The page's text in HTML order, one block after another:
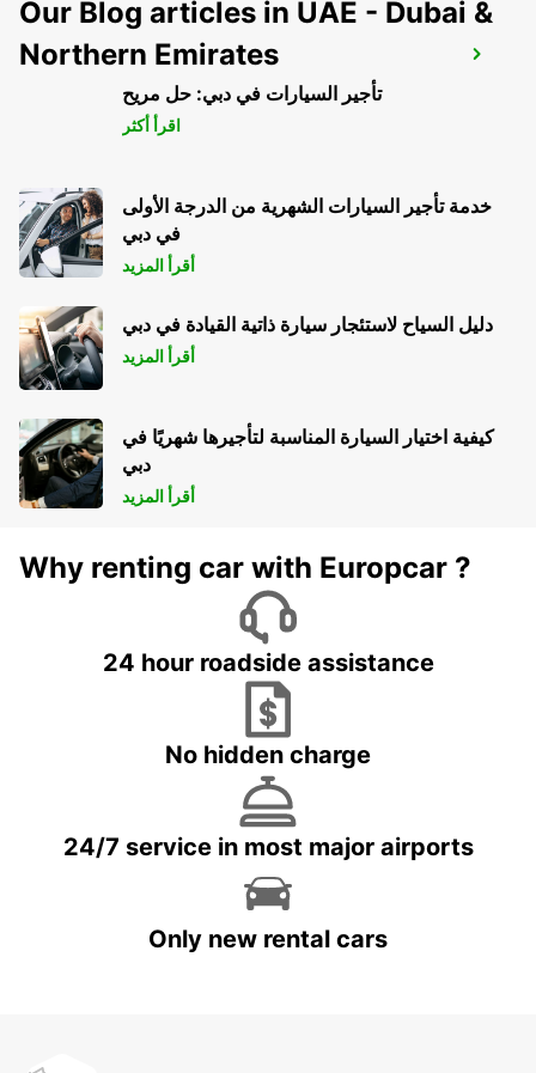
MONTREUX - IKC *RY*
MONTREUX - SWITZERLAND
Our Blog articles in UAE - Dubai &
Northern Emirates
تأجير السيارات في دبي: حل مريح
اقرأ أكثر
خدمة تأجير السيارات الشهرية من الدرجة الأولى
في دبي
أقرأ المزيد
دليل السياح لاستئجار سيارة ذاتية القيادة في دبي
أقرأ المزيد
كيفية اختيار السيارة المناسبة لتأجيرها شهريًا في
دبي
أقرأ المزيد
Why renting car with Europcar ?
24 hour roadside assistance
No hidden charge
24/7 service in most major airports
Only new rental cars